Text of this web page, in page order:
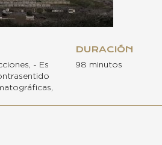
- Es
DURACIÓN
98 minutos